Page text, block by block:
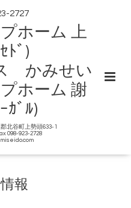
2727
ーム 上
ｾﾄﾞ)
かみせい
ーム 謝
ｶﾞﾙ)
北谷町上勢頭633-1
098-923-2728
報